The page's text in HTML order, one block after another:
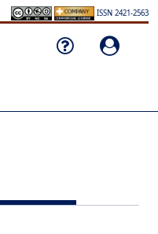
ISSN 2421-2563